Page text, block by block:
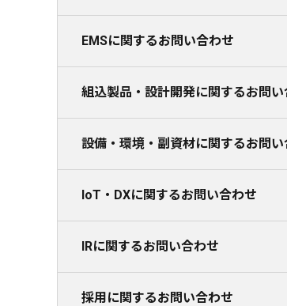
EMSに関するお問い合わせ
組込製品・設計開発に関するお問い
設備・環境・副資材に関するお問い
IoT・DXに関するお問い合わせ
IRに関するお問い合わせ
採用に関するお問い合わせ